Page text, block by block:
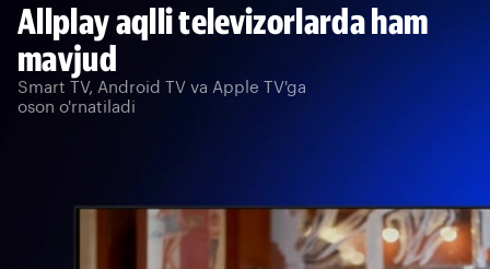
Allplay aqlli televizorlarda ham
mavjud
Smart TV, Android TV va Apple TV'ga
oson o'rnatiladi